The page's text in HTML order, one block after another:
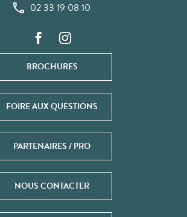
02 33 19 08 10
BROCHURES
FOIRE AUX QUESTIONS
PARTENAIRES / PRO
NOUS CONTACTER